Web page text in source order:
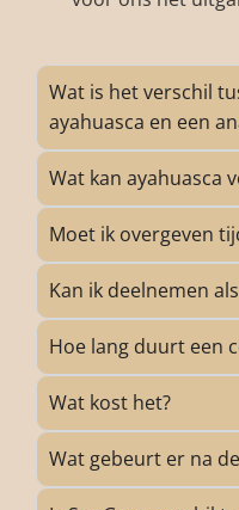
Wat is het verschil
ayahuasca en een
Wat kan ayahuasca
Moet ik overgeven
Kan ik deelnemen
Hoe lang duurt een
Wat kost het?
Wat gebeurt er na